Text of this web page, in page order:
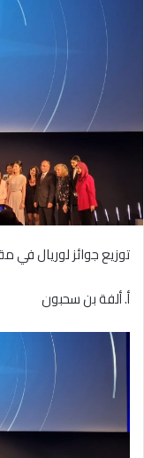
توزيع جوائز لوريال في
أ. ألفة بن سحبون